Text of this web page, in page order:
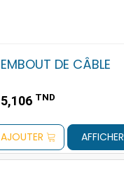
EMBOUT DE CÂBLE
5,106 TND
AJOUTER AFFICHER